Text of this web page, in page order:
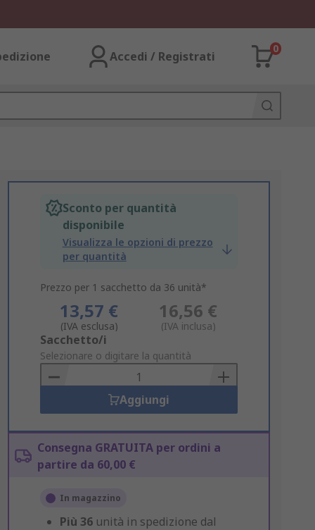
Accedi / Registrati
0
Sconto per quantità
disponibile
Visualizza le opzioni di prezzo
per quantità
Prezzo per 1 sacchetto da 36 unità*
13,57 €
(IVA esclusa)
16,56 €
(IVA inclusa)
Add
to
Basket
Sacchetto/i
Selezionare o digitare la quantità
Aggiungi
Consegna GRATUITA per ordini a
partire da 60,00 €
In magazzino
Più 36 unità in spedizione dal